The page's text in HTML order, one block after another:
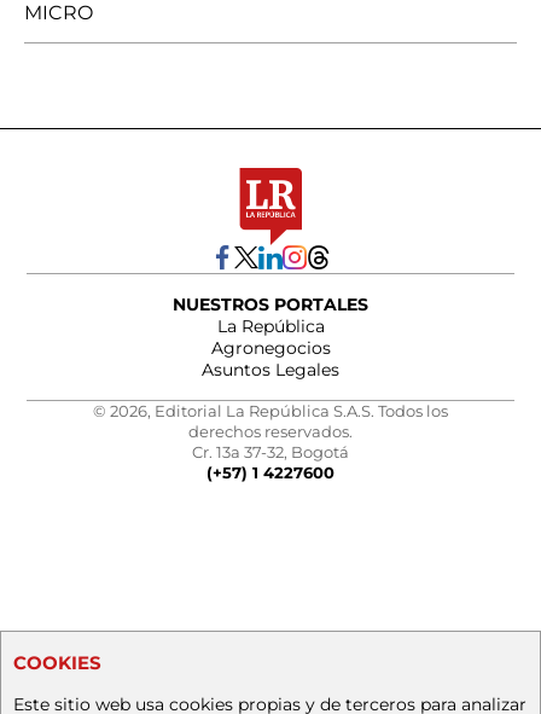
MICRO
NUESTROS PORTALES
La República
Agronegocios
Asuntos Legales
© 2026, Editorial La República S.A.S. Todos los
derechos reservados.
Cr. 13a 37-32, Bogotá
(+57) 1 4227600
COOKIES
Este sitio web usa cookies propias y de terceros para analizar